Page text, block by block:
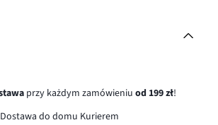
przy każdym zamówieniu od 199 zł!
Dostawa do domu Kurierem